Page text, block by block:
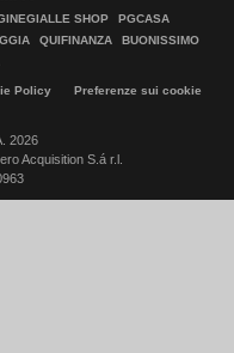
SHOP
PGCASA
QUIFINANZA
BUONISSIMO
Policy
Preferenze sui cookie
2026
Acquisition S.á r.l.